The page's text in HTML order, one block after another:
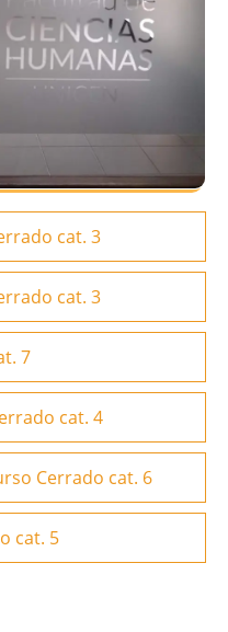
cat. 3
cat. 3
7
cat. 4
Cerrado cat. 6
cat. 5